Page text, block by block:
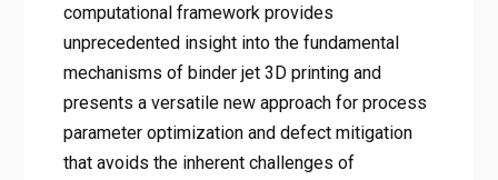
computational framework provides
unprecedented insight into the fundamental
mechanisms of binder jet 3D printing and
presents a versatile new approach for process
parameter optimization and defect mitigation
that avoids the inherent challenges of